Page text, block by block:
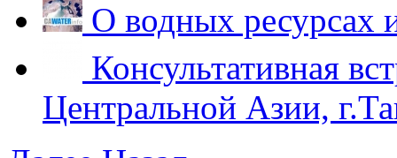
О водных ресурсах
Консультативная
Центральной Азии,